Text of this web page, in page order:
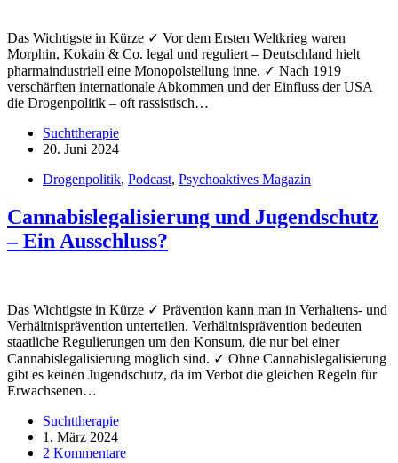
Das Wichtigste in Kürze ✓ Vor dem Ersten Weltkrieg waren
Morphin, Kokain & Co. legal und reguliert – Deutschland hielt
pharmaindustriell eine Monopolstellung inne. ✓ Nach 1919
verschärften internationale Abkommen und der Einfluss der USA
die Drogenpolitik – oft rassistisch…
Suchttherapie
20. Juni 2024
Drogenpolitik, Podcast, Psychoaktives Magazin
Cannabislegalisierung und Jugendschutz
– Ein Ausschluss?
Das Wichtigste in Kürze ✓ Prävention kann man in Verhaltens- und
Verhältnisprävention unterteilen. Verhältnisprävention bedeuten
staatliche Regulierungen um den Konsum, die nur bei einer
Cannabislegalisierung möglich sind. ✓ Ohne Cannabislegalisierung
gibt es keinen Jugendschutz, da im Verbot die gleichen Regeln für
Erwachsenen…
Suchttherapie
1. März 2024
2 Kommentare